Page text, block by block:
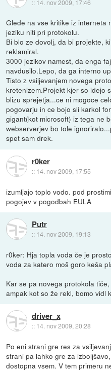
:: 14. nov 2009, 17:46
Glede na vse kritike iz interneta
jeziku niti pri protokolu.
Bi blo ze dovolj, da bi projekte,
reklamiral.
3000 jezikov namest, da enga
navdusilo.Lepo, da ga interno
Tisto z vsiljevanjem novega
kretenizem.Projekt kjer so idejo
blizu sprejetja...ce ni mogoce
pogovarju in ce bojo sli karkol
gigant(kot microsoft) iz tega ne
webserverjev bo tole
spet sam drek.
r0ker
:: 14. nov 2009, 17:55
izumljajo toplo vodo. pod
pogojev v pogodbah EULA
Putr
:: 14. nov 2009, 19:13
r0ker: Hja topla voda če je
voda za katero moš goro keša
Kar se pa novega protokola
ampak kot so že rekl, bomo vidl
driver_x
:: 14. nov 2009, 20:28
Po eni strani gre res za
strani pa lahko gre za
dostopna vsem. V tem primeru